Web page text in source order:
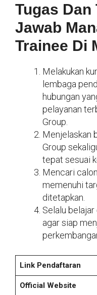
Tugas Dan
Jawab
Trainee Di
Melakukan
lembaga
hubungan
pelayanan
Group.
Menjelaskan
Group
tepat sesuai
Mencari
memenuhi
ditetapkan.
Selalu
agar siap
Link Pendaftaran
Official Website